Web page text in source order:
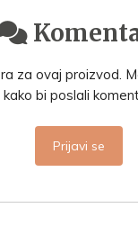
za ovaj proizvod.
kako bi poslali
Prijavi se